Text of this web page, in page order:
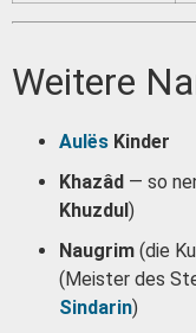
Weitere
Aulës Kinder
Khazâd — so
Khuzdul)
Naugrim (die
(Meister des
Sindarin)